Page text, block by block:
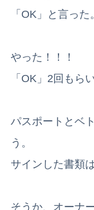
「OK」と言った。
やった！！！
「OK」2回もら
パスポートとベ
う。
サインした書類
そうか、オーナ